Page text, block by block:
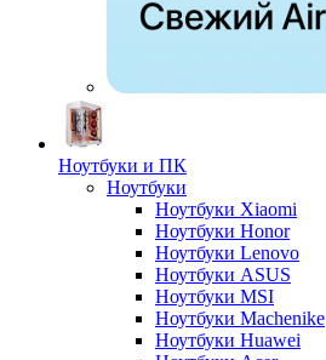
Ноутбуки и ПК
Ноутбуки
Ноутбуки Xiaomi
Ноутбуки Honor
Ноутбуки Lenovo
Ноутбуки ASUS
Ноутбуки MSI
Ноутбуки Machenike
Ноутбуки Huawei